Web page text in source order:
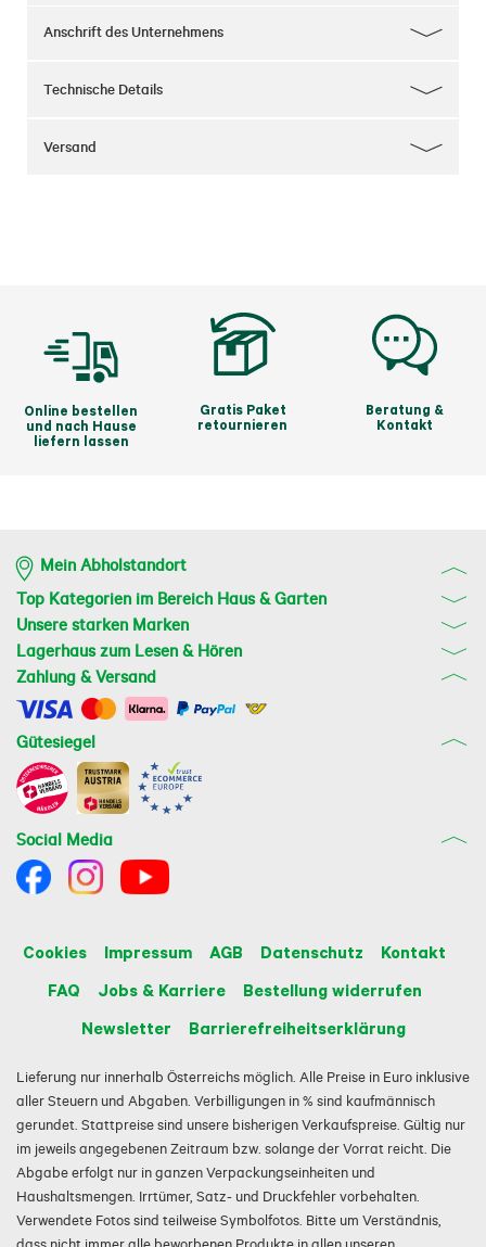
Anschrift des Unternehmens
Technische Details
Versand
Online bestellen
und nach Hause
liefern lassen
Gratis Paket
retournieren
Beratung &
Kontakt
Mein Abholstandort
Top Kategorien im Bereich Haus & Garten
Unsere starken Marken
Lagerhaus zum Lesen & Hören
Zahlung & Versand
Gütesiegel
Social Media
Cookies Impressum AGB Datenschutz
Kontakt
FAQ
Jobs & Karriere
Bestellung widerrufen
Newsletter
Barrierefreiheitserklärung
Lieferung nur innerhalb Österreichs möglich. Alle Preise in Euro inklusive
aller Steuern und Abgaben. Verbilligungen in % sind kaufmännisch
gerundet. Stattpreise sind unsere bisherigen Verkaufspreise. Gültig nur
im jeweils angegebenen Zeitraum bzw. solange der Vorrat reicht. Die
Abgabe erfolgt nur in ganzen Verpackungseinheiten und
Haushaltsmengen. Irrtümer, Satz- und Druckfehler vorbehalten.
Verwendete Fotos sind teilweise Symbolfotos. Bitte um Verständnis,